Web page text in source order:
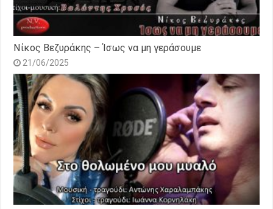
Νίκος Βεζυράκης – Ίσως να μη γεράσουμε
21/06/2025